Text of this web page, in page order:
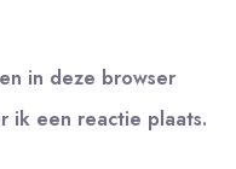
in deze browser
ik een reactie plaats.